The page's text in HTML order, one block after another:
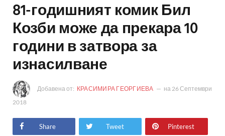
81-годишният комик Бил
Козби може да прекара 10
години в затвора за
изнасилване
Добавена от: КРАСИМИРА ГЕОРГИЕВА на 26 Септември
2018
Share Tweet Pinterest